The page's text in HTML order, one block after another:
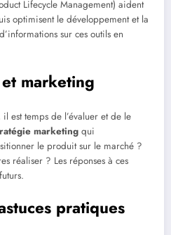
Lifecycle Management) aident
optimisent le développement et la
sur ces outils en
marketing
est temps de l’évaluer et de le
marketing qui
le produit sur le marché ?
réaliser ? Les réponses à ces
pratiques